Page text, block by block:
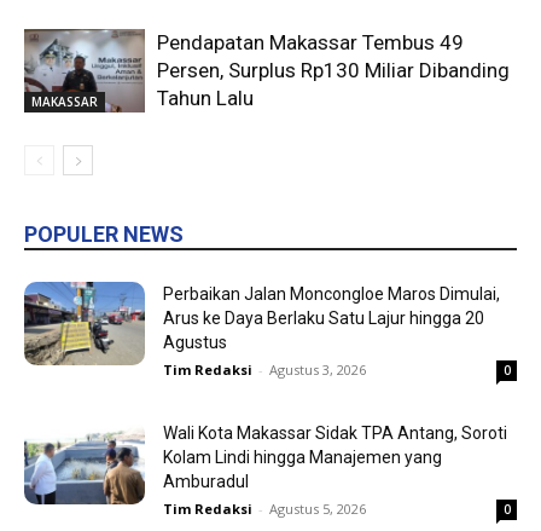
MAKASSAR
Pendapatan Makassar Tembus 49
Persen, Surplus Rp130 Miliar Dibanding
Tahun Lalu
POPULER NEWS
Perbaikan Jalan Moncongloe Maros Dimulai,
Arus ke Daya Berlaku Satu Lajur hingga 20
Agustus
Tim Redaksi - Agustus 3, 2026 0
Wali Kota Makassar Sidak TPA Antang, Soroti
Kolam Lindi hingga Manajemen yang
Amburadul
Tim Redaksi - Agustus 5, 2026 0